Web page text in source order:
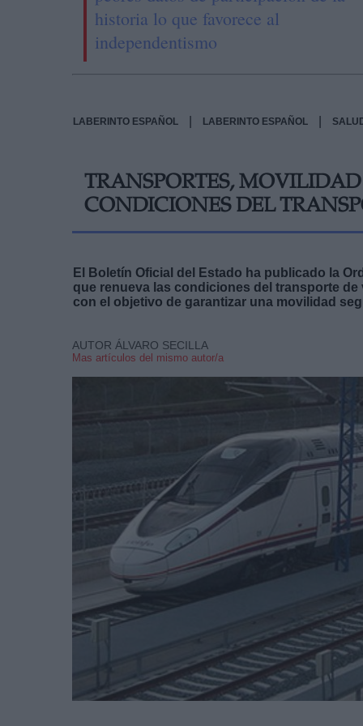
historia lo que favorece al
independentismo
LABERINTO ESPAÑOL LABERINTO ESPAÑOL
TRANSPORTES,
CONDICIONES DEL
El Boletín Oficial del Estado ha publicado la
que renueva las condiciones del transporte
con el objetivo de garantizar una movilidad
AUTOR ÁLVARO SECILLA
Mas artículos del mismo autor/a